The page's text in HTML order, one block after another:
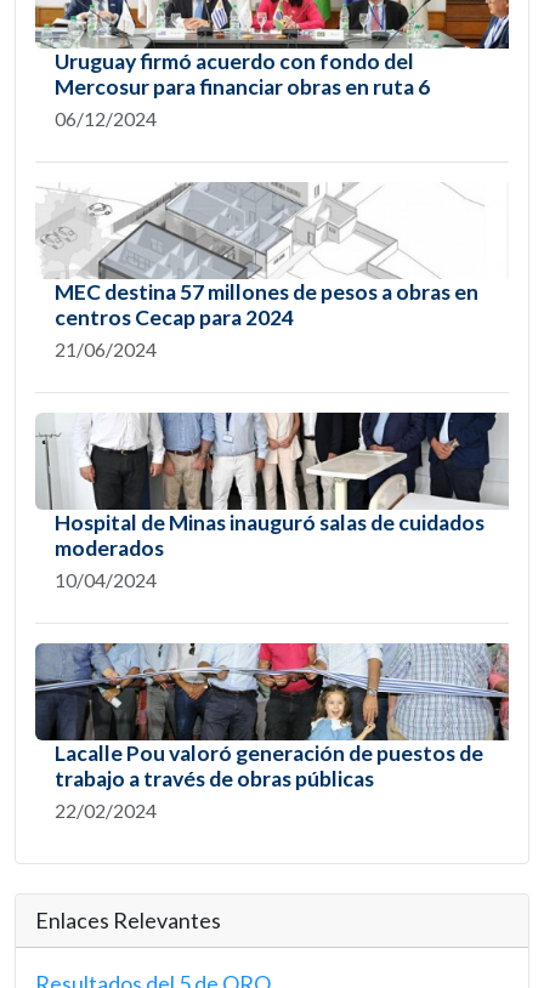
Uruguay firmó acuerdo con fondo del
Mercosur para financiar obras en ruta 6
06/12/2024
MEC destina 57 millones de pesos a obras en
centros Cecap para 2024
21/06/2024
Hospital de Minas inauguró salas de cuidados
moderados
10/04/2024
Lacalle Pou valoró generación de puestos de
trabajo a través de obras públicas
22/02/2024
Enlaces Relevantes